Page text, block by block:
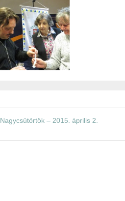
Nagycsütörtök – 2015. április 2.